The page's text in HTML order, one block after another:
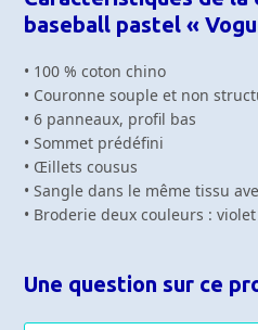
baseball pastel «
• 100 % coton chino
• Couronne souple et non
• 6 panneaux, profil bas
• Sommet prédéfini
• Œillets cousus
• Sangle dans le même tissu
• Broderie deux couleurs :
Une question sur ce